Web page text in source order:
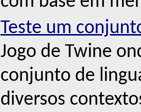
Teste um
Jogo de Twine
conjunto de
diversos